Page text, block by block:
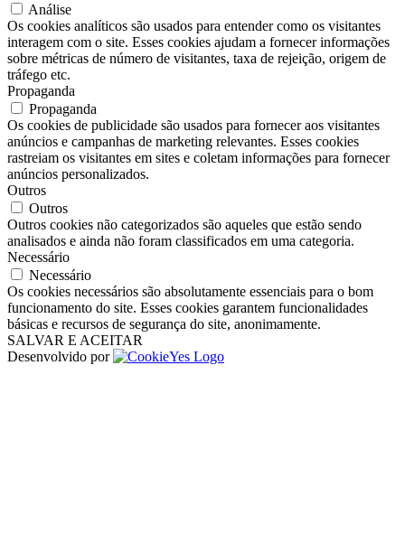
Análise
Os cookies analíticos são usados ​​para entender como os visitantes
interagem com o site. Esses cookies ajudam a fornecer informações
sobre métricas de número de visitantes, taxa de rejeição, origem de
tráfego etc.
Propaganda
Propaganda
Os cookies de publicidade são usados ​​para fornecer aos visitantes
anúncios e campanhas de marketing relevantes. Esses cookies
rastreiam os visitantes em sites e coletam informações para fornecer
anúncios personalizados.
Outros
Outros
Outros cookies não categorizados são aqueles que estão sendo
analisados ​​e ainda não foram classificados em uma categoria.
Necessário
Necessário
Os cookies necessários são absolutamente essenciais para o bom
funcionamento do site. Esses cookies garantem funcionalidades
básicas e recursos de segurança do site, anonimamente.
SALVAR E ACEITAR
Desenvolvido por